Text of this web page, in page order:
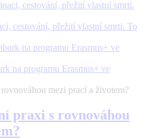
cestování, přežití vlastní smrti. To
na programu Erasmus+ ve
praxi s rovnováhou